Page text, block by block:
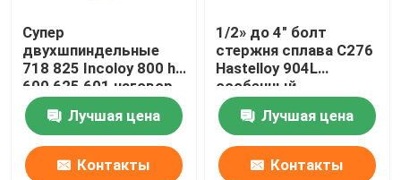
Супер
двухшпиндельные
718 825 Incoloy 800 h
600 625 601 наговор
нержавеющей стали
625 F468AC Hastelloy
C276 особенный
тяжелый
Лучшая цена
Контакты
1/2» до 4" болт
стержня сплава C276
Hastelloy 904L
особенный
полностью продетый
нитку Лучшая цена
Контакты